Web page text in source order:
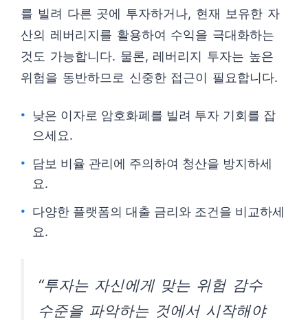
를 빌려 다른 곳에 투자하거나, 현재 보유한 자
산의 레버리지를 활용하여 수익을 극대화하는
것도 가능합니다. 물론, 레버리지 투자는 높은
위험을 동반하므로 신중한 접근이 필요합니다.
낮은 이자로 암호화폐를 빌려 투자 기회를 잡
으세요.
담보 비율 관리에 주의하여 청산을 방지하세
요.
다양한 플랫폼의 대출 금리와 조건을 비교하세
요.
“투자는 자신에게 맞는 위험 감수
수준을 파악하는 것에서 시작해야